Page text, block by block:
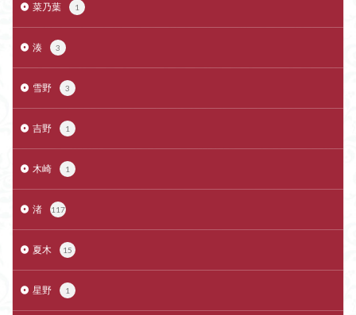
菜乃葉 1
湊 3
雪野 3
吉野 1
木崎 1
渚 117
夏木 15
星野 1